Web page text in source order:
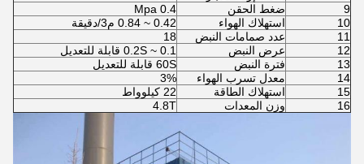
9
ضغط الحقن
0.4 Mpa
10
استهلاك الهواء
0.42 ~ 0.84 م3/دقيقة
11
عدد صمامات النبض
18
12
عرض النبض
0.1 ~ 0.2S قابلة للتعديل
13
فترة النبض
60S قابلة للتعديل
14
معدل تسرب الهواء
3%
15
استهلاك الطاقة
22 كيلوواط
16
وزن المعدات 4.8T